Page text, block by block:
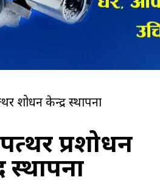
प्रशोधन केन्द्र स्थापना
प्रशोधन
स्थापना